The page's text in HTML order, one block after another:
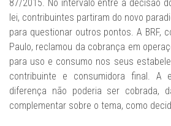
87/2015. No intervalo entre a decisão
lei, contribuintes partiram do novo
para questionar outros pontos. A BRF,
Paulo, reclamou da cobrança em
para uso e consumo nos seus
contribuinte e consumidora final. A
diferença não poderia ser cobrada,
complementar sobre o tema, como